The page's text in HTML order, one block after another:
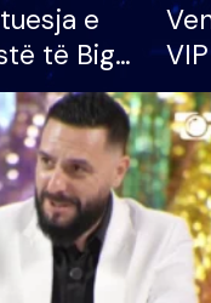
e
të Big
prej 100